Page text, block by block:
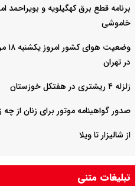
خاموشی
در تهران
زلزله ۴ ریشتری در هفتکل خوزستان
صدور گواهینامه موتور برای زنان از
از شالیزار تا ویلا
تبلیغات متنی